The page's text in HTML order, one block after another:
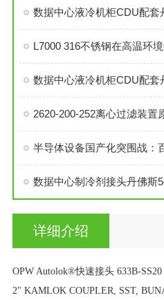
L7000 316不锈钢在高温环
2620-200-252离心过滤装置
半导体设备国产化突围战：
数据中心制冷剂接头丹佛斯
详细介绍
OPW Autolok®快速接头 633B-SS20
2" KAMLOK COUPLER, SST,